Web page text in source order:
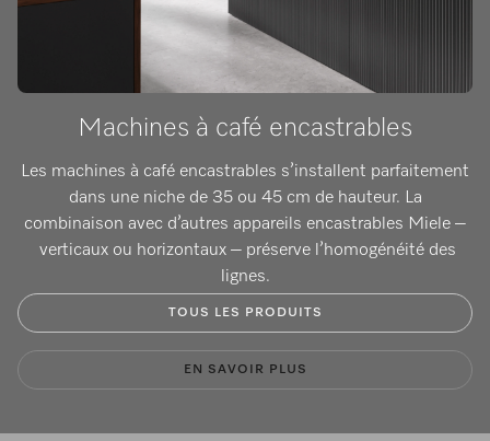
Machines à café encastrables
Les machines à café encastrables s’installent parfaitement
dans une niche de 35 ou 45 cm de hauteur. La
combinaison avec d’autres appareils encastrables Miele –
verticaux ou horizontaux – préserve l’homogénéité des
lignes.
TOUS LES PRODUITS
EN SAVOIR PLUS